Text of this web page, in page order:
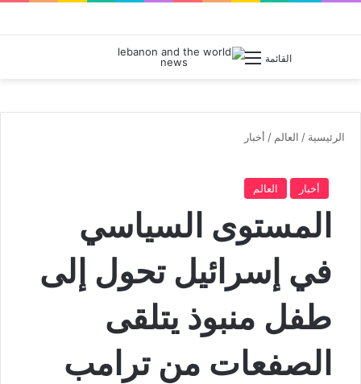
القائمة بحث عن
الرئيسية / العالم / أخبار
أخبار العالم
المستوى السياسي
في إسرائيل تحول إلى
طفل منبوذ يتلقى
الصفعات من ترامب